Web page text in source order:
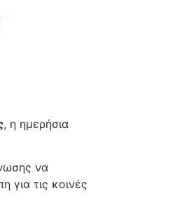
, η ημερήσια
να
για τις κοινές